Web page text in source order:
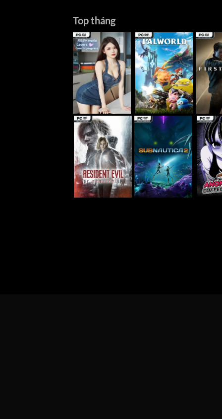
Top tháng